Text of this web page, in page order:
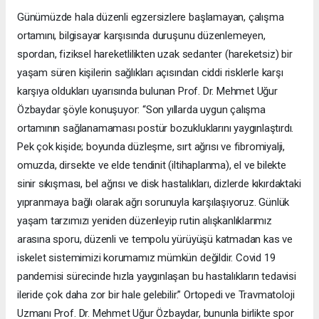
Günümüzde hala düzenli egzersizlere başlamayan, çalışma
ortamını, bilgisayar karşısında duruşunu düzenlemeyen,
spordan, fiziksel hareketlilikten uzak sedanter (hareketsiz) bir
yaşam süren kişilerin sağlıkları açısından ciddi risklerle karşı
karşıya oldukları uyarısında bulunan Prof. Dr. Mehmet Uğur
Özbaydar şöyle konuşuyor: “Son yıllarda uygun çalışma
ortamının sağlanamaması postür bozukluklarını yaygınlaştırdı.
Pek çok kişide; boyunda düzleşme, sırt ağrısı ve fibromiyalji,
omuzda, dirsekte ve elde tendinit (iltihaplanma), el ve bilekte
sinir sıkışması, bel ağrısı ve disk hastalıkları, dizlerde kıkırdaktaki
yıpranmaya bağlı olarak ağrı sorunuyla karşılaşıyoruz. Günlük
yaşam tarzımızı yeniden düzenleyip rutin alışkanlıklarımız
arasına sporu, düzenli ve tempolu yürüyüşü katmadan kas ve
iskelet sistemimizi korumamız mümkün değildir. Covid 19
pandemisi sürecinde hızla yaygınlaşan bu hastalıkların tedavisi
ileride çok daha zor bir hale gelebilir.” Ortopedi ve Travmatoloji
Uzmanı Prof. Dr. Mehmet Uğur Özbaydar, bununla birlikte spor